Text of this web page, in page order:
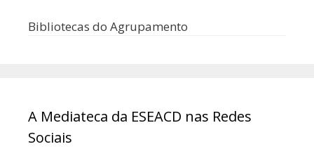
Bibliotecas do Agrupamento
A Mediateca da ESEACD nas Redes
Sociais